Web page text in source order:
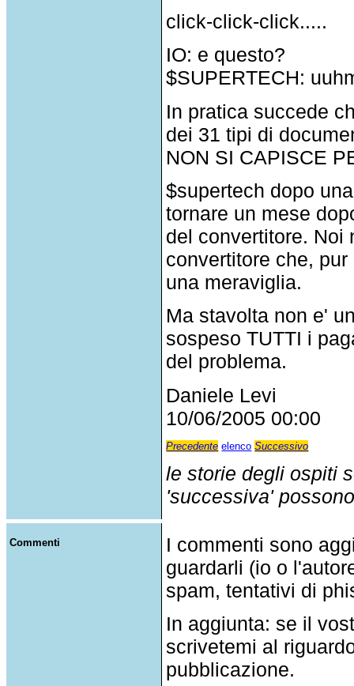
click-click-click.....
IO: e questo?
$SUPERTECH:
In pratica succede
dei 31 tipi di
NON SI CAPISCE
$supertech dopo
tornare un mese
del convertitore. Noi
convertitore che,
una meraviglia.
Ma stavolta non e'
sospeso TUTTI i
del problema.
Daniele Levi
10/06/2005 00:00
Precedente elenco Successivo
le storie degli ospiti
'successiva'
Commenti
I commenti sono
guardarli (io o
spam, tentativi di
In aggiunta: se il
scrivetemi al
pubblicazione.